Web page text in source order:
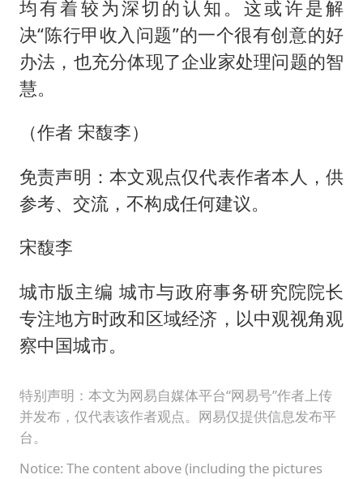
均有着较为深切的认知。这或许是解
决“陈行甲收入问题”的一个很有创意的好
办法，也充分体现了企业家处理问题的智
慧。
（作者 宋馥李）
免责声明：本文观点仅代表作者本人，供
参考、交流，不构成任何建议。
宋馥李
城市版主编 城市与政府事务研究院院长
专注地方时政和区域经济，以中观视角观
察中国城市。
特别声明：本文为网易自媒体平台“网易号”作者上传
并发布，仅代表该作者观点。网易仅提供信息发布平
台。
Notice: The content above (including the pictures